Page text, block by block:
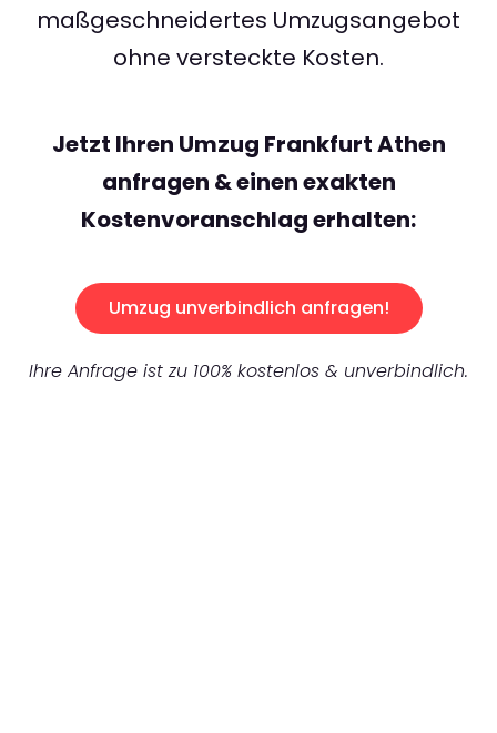
maßgeschneidertes Umzugsangebot
ohne versteckte Kosten.
Jetzt Ihren Umzug Frankfurt Athen
anfragen & einen exakten
Kostenvoranschlag erhalten:
Umzug unverbindlich anfragen!
Ihre Anfrage ist zu 100% kostenlos & unverbindlich.